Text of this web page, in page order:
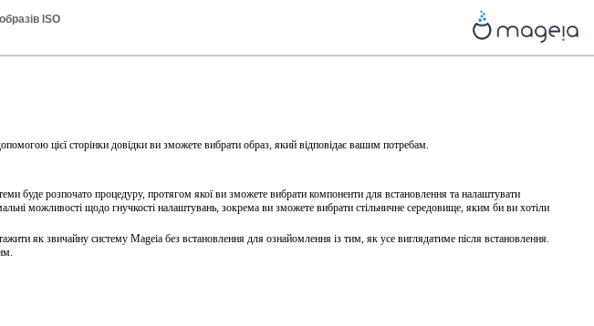
ISO
цієї сторінки довідки ви зможете вибрати образ, який відповідає вашим потребам.
буде розпочато процедуру, протягом якої ви зможете вибрати компоненти для встановлення та налаштувати
можливості щодо гнучкості налаштувань, зокрема ви зможете вибрати стільничне середовище, яким би ви хотіли
як звичайну систему Mageia без встановлення для ознайомлення із тим, як усе виглядатиме після встановлення.